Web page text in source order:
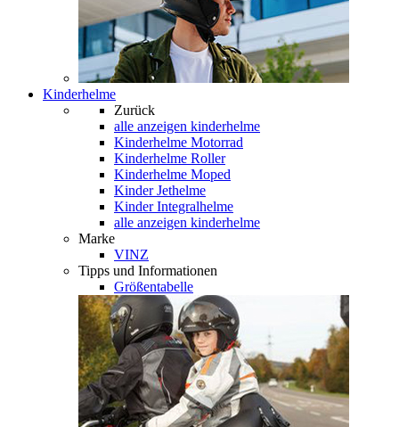
Kinderhelme
Zurück
alle anzeigen kinderhelme
Kinderhelme Motorrad
Kinderhelme Roller
Kinderhelme Moped
Kinder Jethelme
Kinder Integralhelme
alle anzeigen kinderhelme
Marke
VINZ
Tipps und Informationen
Größentabelle